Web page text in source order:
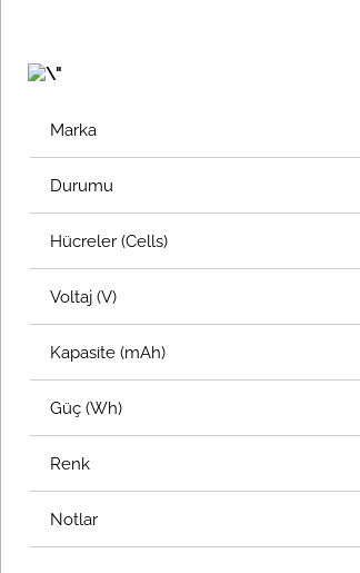
Marka
Durumu
Hücreler (Cells)
Voltaj (V)
Kapasite (mAh)
Güç (Wh)
Renk
Notlar